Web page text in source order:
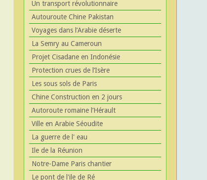
Un transport révolutionnaire
Autouroute Chine Pakistan
Voyages dans l’Arabie déserte
La Semry au Cameroun
Projet Cisadane en Indonésie
Protection crues de l’Isère
Les sous sols de Paris
Chine Construction en 2 jours
Autoroute romaine l’Hérault
Ville en Arabie Séoudite
La guerre de l' eau
Ile de la Réunion
Notre-Dame Paris chantier
Le pont de l'ile de Ré